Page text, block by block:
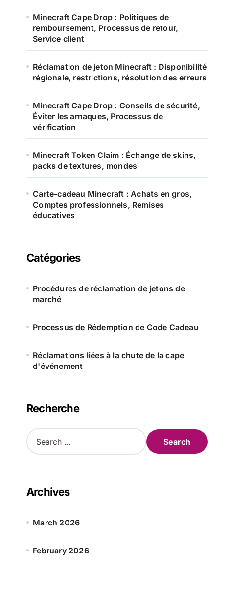
Minecraft Cape Drop : Politiques de
remboursement, Processus de retour,
Service client
Réclamation de jeton Minecraft : Disponibilité
régionale, restrictions, résolution des erreurs
Minecraft Cape Drop : Conseils de sécurité,
Éviter les arnaques, Processus de
vérification
Minecraft Token Claim : Échange de skins,
packs de textures, mondes
Carte-cadeau Minecraft : Achats en gros,
Comptes professionnels, Remises
éducatives
Catégories
Procédures de réclamation de jetons de
marché
Processus de Rédemption de Code Cadeau
Réclamations liées à la chute de la cape
d'événement
Recherche
S
e
h
f
r
Archives
March 2026
February 2026